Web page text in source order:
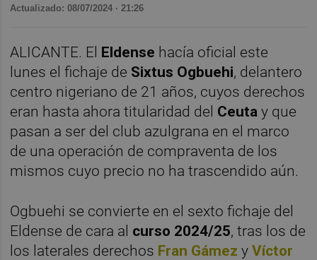
Actualizado: 08/07/2024 · 21:26
ALICANTE. El Eldense hacía oficial este
lunes el fichaje de Sixtus Ogbuehi, delantero
centro nigeriano de 21 años, cuyos derechos
eran hasta ahora titularidad del Ceutay que
pasan a ser del club azulgrana en el marco
de una operación de compraventa de los
mismos cuyo precio no ha trascendido aún.
Ogbuehi se convierte en el sexto fichaje del
Eldense de cara al curso 2024/25, tras los de
los laterales derechos Fran Gámez yVíctor